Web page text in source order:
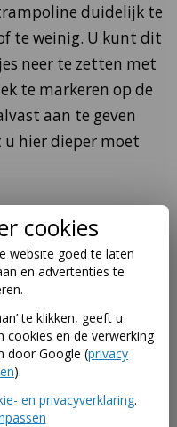
duidelijk te
te weinig. U kunt dit
neer te zetten met
te markeren op de
aan te geven
hier dieper moet
cookies
website goed te laten
en advertenties te
te klikken, geeft u
en de verwerking
door Google (privacy
).
en privacyverklaring.